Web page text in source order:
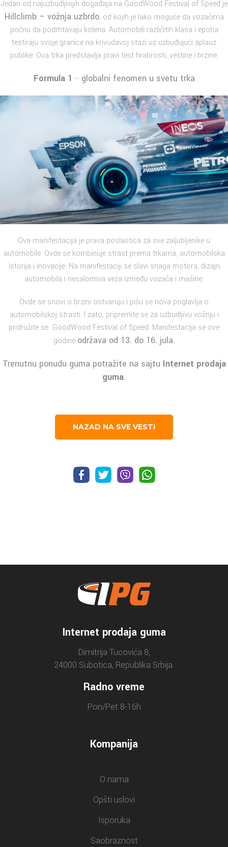
Jedan od najuzbudljivijih događaja na GoodWood Festival of Speed je
Hillclimb – vožnja uzbrdo, od kojih je lako moguće da vozačima
počnu da podrhtavaju kolena. Automobili različitih klasa i epoha
testiraju svoje granice na krivudavoj stazi uz uzbuđujući aplauz
publike. Ova trka predstavlja pravi test hrabrosti, veštine i brzine.
Formula 1 – globalni fenomen u svetu trka
Ova manifestacija je prava poslastica za sve zaljubljenike u
automobile. Ovde se kombinuje strast prema trkama, automobilska
istorija i inovacije. Na manifestaciji se slavi snaga motora, dizajn
automobila i nesalomiva veza između vozača i mašine.
Ovde se snovi o brzini ostvaruju i pišu se nova poglavlja o
automobilskoj strasti. I zato, pripremite se za uzbudljivu vožnju i
pridružite se GoodWood Festival of Speed. Manifestacija se ove
godine održava od 13. do 16. jula.
Trenutnu ponudu guma potražite na sajtu Internet prodaja
guma.
NAZAD NA SVE VESTI
Internet prodaja guma
Dimitrija Tucovića 8,
24000 Subotica, Republika Srbija.
Radno vreme
Pon/Pet 8-16h
Kompanija
O nama
Opšti uslovi
Isporuka
Saobraznost